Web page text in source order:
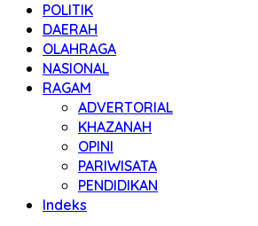
POLITIK
DAERAH
OLAHRAGA
NASIONAL
RAGAM
ADVERTORIAL
KHAZANAH
OPINI
PARIWISATA
PENDIDIKAN
Indeks